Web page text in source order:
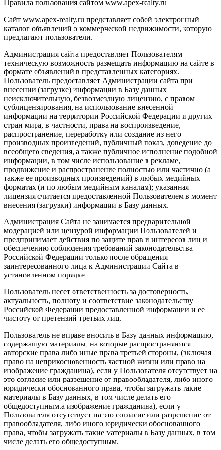
Правила пользования сайтом www.apex-realty.ru
Сайт www.apex-realty.ru представляет собой электронный
каталог объявлений о коммерческой недвижимости, которую
предлагают пользователи.
Администрация сайта предоставляет Пользователям
техническую возможность размещать информацию на сайте в
формате объявлений в представленных категориях.
Пользователь предоставляет Администрации сайта при
внесении (загрузке) информации в Базу данных
неисключительную, безвозмездную лицензию, с правом
сублицензирования, на использование внесенной
информации на территории Российской Федерации и других
стран мира, в частности, права на воспроизведение,
распространение, переработку или создание из него
производных произведений, публичный показ, доведение до
всеобщего сведения, а также публичное исполнение подобной
информации, в том числе использование в рекламе,
продвижение и распространение полностью или частично (а
также ее производных произведений) в любых медийных
форматах (и по любым медийным каналам); указанная
лицензия считается предоставленной Пользователем в момент
внесения (загрузки) информации в Базу данных.
Администрация Сайта не занимается предварительной
модерацией или цензурой информации Пользователей и
предпринимает действия по защите прав и интересов лиц и
обеспечению соблюдения требований законодательства
Российской Федерации только после обращения
заинтересованного лица к Администрации Сайта в
установленном порядке.
Пользователь несет ответственность за достоверность,
актуальность, полноту и соответствие законодательству
Российской Федерации предоставленной информации и ее
чистоту от претензий третьих лиц.
Пользователь не вправе вносить в Базу данных информацию,
содержащую материалы, на которые распространяются
авторские права либо иные права третьей стороны, (включая
право на неприкосновенность частной жизни или право на
изображение гражданина), если у Пользователя отсутствует на
это согласие или разрешение от правообладателя, либо иного
юридически обоснованного права, чтобы загружать такие
материалы в Базу данных, в том числе делать его
общедоступным.а изображение гражданина), если у
Пользователя отсутствует на это согласие или разрешение от
правообладателя, либо иного юридически обоснованного
права, чтобы загружать такие материалы в Базу данных, в том
числе делать его общедоступным.